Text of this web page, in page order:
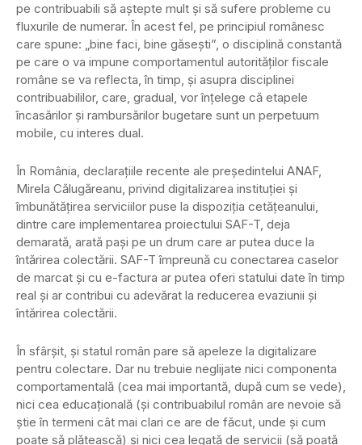
pe contribuabili să aștepte mult și să sufere probleme cu
fluxurile de numerar. În acest fel, pe principiul românesc
care spune: „bine faci, bine găsești”, o disciplină constantă
pe care o va impune comportamentul autorităților fiscale
române se va reflecta, în timp, și asupra disciplinei
contribuabililor, care, gradual, vor înțelege că etapele
încasărilor şi rambursărilor bugetare sunt un perpetuum
mobile, cu interes dual.
În România, declarațiile recente ale președintelui ANAF,
Mirela Călugăreanu, privind digitalizarea instituției și
îmbunătățirea serviciilor puse la dispoziția cetățeanului,
dintre care implementarea proiectului SAF-T, deja
demarată, arată pași pe un drum care ar putea duce la
întărirea colectării. SAF-T împreună cu conectarea caselor
de marcat și cu e-factura ar putea oferi statului date în timp
real și ar contribui cu adevărat la reducerea evaziunii și
întărirea colectării.
În sfârșit, și statul român pare să apeleze la digitalizare
pentru colectare. Dar nu trebuie neglijate nici componenta
comportamentală (cea mai importantă, după cum se vede),
nici cea educațională (și contribuabilul român are nevoie să
știe în termeni cât mai clari ce are de făcut, unde și cum
poate să plătească) și nici cea legată de servicii (să poată